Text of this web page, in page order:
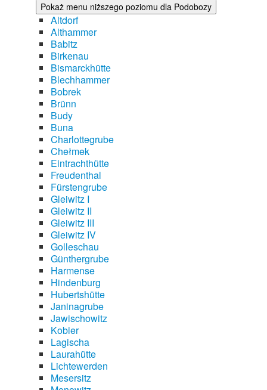
Pokaż menu niższego poziomu dla Podobozy
Altdorf
Althammer
Babitz
Birkenau
Bismarckhütte
Blechhammer
Bobrek
Brünn
Budy
Buna
Charlottegrube
Chełmek
Eintrachthütte
Freudenthal
Fürstengrube
Gleiwitz I
Gleiwitz II
Gleiwitz III
Gleiwitz IV
Golleschau
Günthergrube
Harmense
Hindenburg
Hubertshütte
Janinagrube
Jawischowitz
Kobier
Lagischa
Laurahütte
Lichtewerden
Mesersitz